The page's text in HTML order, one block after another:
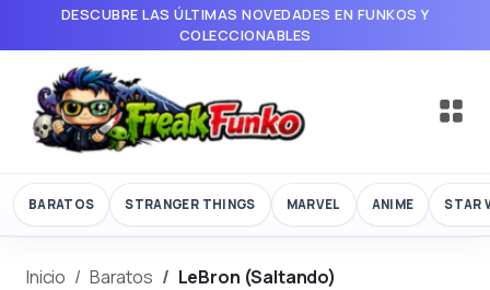
DESCUBRE LAS ÚLTIMAS NOVEDADES EN FUNKOS Y
COLECCIONABLES
BARATOS STRANGER THINGS MARVEL ANIME STAR
Inicio Baratos LeBron (Saltando)